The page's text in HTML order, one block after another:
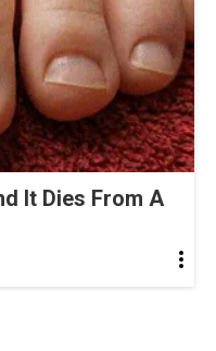
It Dies From A